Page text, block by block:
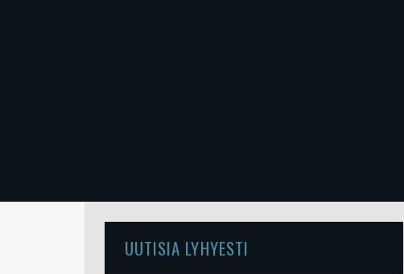
UUTISIA LYHYESTI